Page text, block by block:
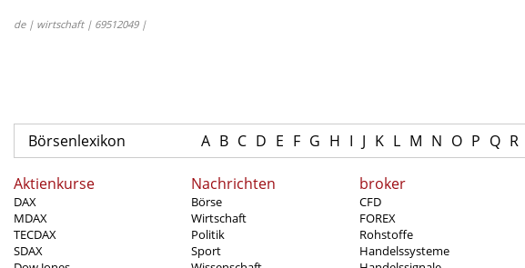
de | wirtschaft | 69512049 |
Börsenlexikon A B C D E F G H I J K L M N O P Q R
Aktienkurse
DAX
MDAX
TECDAX
SDAX
Nachrichten
Börse
Wirtschaft
Politik
Sport
broker
CFD
FOREX
Rohstoffe
Handelssysteme